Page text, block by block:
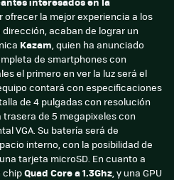
ofrecer la mejor experiencia a los
acaban de lograr un
Kazam , quien ha anunciado
de smartphones con
el primero en ver la luz será el
contará con especificaciones
de 4 pulgadas con resolución
trasera de 5 megapixeles con
VGA. Su batería será de
interno, con la posibilidad de
tarjeta microSD. En cuanto a
chipQuad Core a 1.3Ghz , y una GPU